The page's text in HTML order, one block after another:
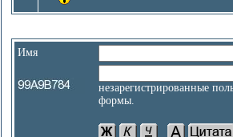
Имя
незарегистрированные
формы.